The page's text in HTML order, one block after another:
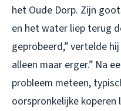
het Oude Dorp. Zijn
en het water liep terug
geprobeerd,” vertelde
alleen maar erger.” Na
probleem meteen,
oorspronkelijke koperen